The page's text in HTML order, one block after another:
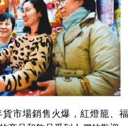
市場銷售火爆，紅燈籠、福